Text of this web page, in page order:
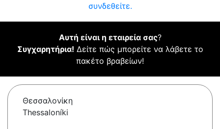
συνδεθείτε.
Αυτή είναι η εταιρεία σας?
Συγχαρητήρια! Δείτε πώς μπορείτε να λάβετε το
πακέτο βραβείων!
Θεσσαλονίκη
Thessaloníki